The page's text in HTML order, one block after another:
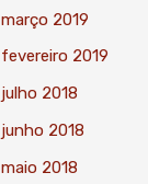
março 2019
fevereiro 2019
julho 2018
junho 2018
maio 2018